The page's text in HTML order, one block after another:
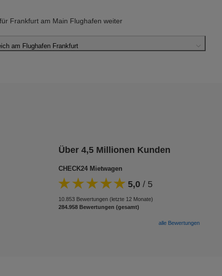
Frankfurt am Main Flughafen weiter
am Flughafen Frankfurt
Über 4,5 Millionen Kunden
CHECK24 Mietwagen
5,0 / 5
10.853 Bewertungen (letzte 12 Monate)
284.958 Bewertungen (gesamt)
alle Bewertungen